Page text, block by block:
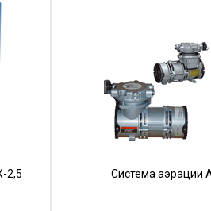
2,5 Система аэрации